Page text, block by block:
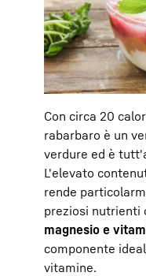
Con circa 20
rabarbaro è un
verdure ed è
L'elevato
rende
preziosi nutrienti
magnesio e
componente
vitamine.